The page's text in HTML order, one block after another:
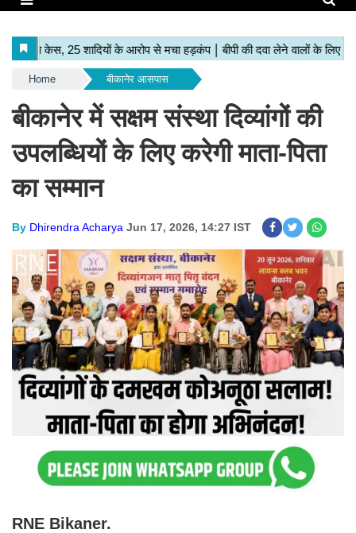
Home बीकानेर आसपास
बीकानेर में सक्षम संस्था दिव्यांगों की
उपलब्धियों के लिए करेगी माता-पिता
का सम्मान
By Dhirendra Acharya Jun 17, 2026, 14:27 IST
RNE Bikaner.